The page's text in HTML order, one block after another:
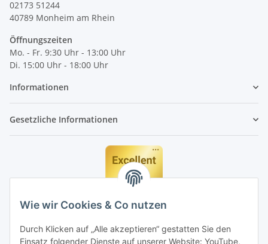
Wie wir Cookies & Co nutzen
Durch Klicken auf „Alle akzeptieren“ gestatten Sie den
Einsatz folgender Dienste auf unserer Website: YouTube,
02173 51244
40789 Monheim am Rhein
Öffnungszeiten
Mo. - Fr. 9:30 Uhr - 13:00 Uhr
Di. 15:00 Uhr - 18:00 Uhr
Informationen
Gesetzliche Informationen